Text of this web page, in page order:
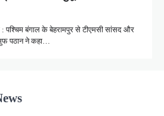
पश्चिम बंगाल के बेहरामपुर से टीएमसी सांसद और
पठान ने कहा…